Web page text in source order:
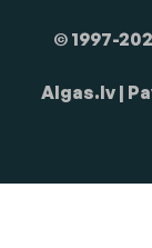
© 1997-
Algas.lv |